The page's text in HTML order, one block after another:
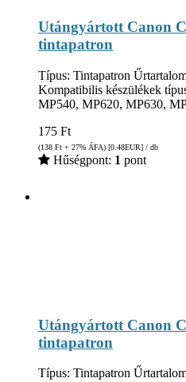
Utángyártott Canon
tintapatron
Típus: Tintapatron
Kompatibilis készülékek
MP540, MP620, MP630,
175 Ft
(138 Ft + 27% ÁFA) [0.48EUR] / db
Hűségpont: 1 pont
Utángyártott Canon
tintapatron
Típus: Tintapatron